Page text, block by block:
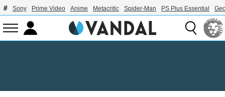
Sony Prime Video Anime Metacritic Spider-Man PS Plus Essential